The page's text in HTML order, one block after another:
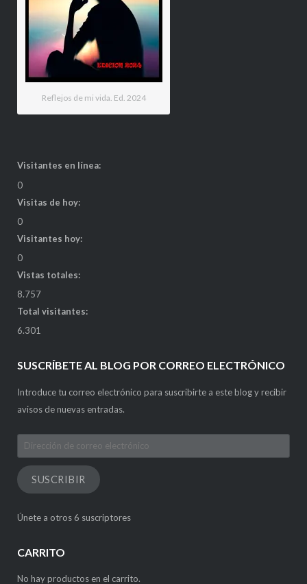
Reflejos de mi vida. Ed. 2024
Visitantes en línea:
0
Visitas de hoy:
0
Visitantes hoy:
0
Vistas totales:
8.757
Total visitantes:
6.301
SUSCRÍBETE AL BLOG POR CORREO ELECTRÓNICO
Introduce tu correo electrónico para suscribirte a este blog y recibir
avisos de nuevas entradas.
Dirección
de
correo
electrónico
SUSCRIBIR
Únete a otros 6 suscriptores
CARRITO
No hay productos en el carrito.